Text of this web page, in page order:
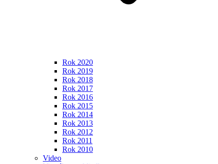
Rok 2020
Rok 2019
Rok 2018
Rok 2017
Rok 2016
Rok 2015
Rok 2014
Rok 2013
Rok 2012
Rok 2011
Rok 2010
Video